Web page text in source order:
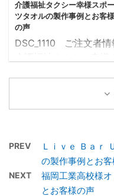
ご注文から14日後に納品
補足 昨年のデザインを
ース新たに製作 目次1 マ
フラータオル製作事例
デザイン確定までの流
1.2 確定したデザインデ
ータ2 お客様の声2.1 制
当者からの一言 マフ
タオル製作事 ...
介護福祉タクシー幸様スポー
ツタオルの製作事例とお客様
の声
DSC_1110 ご注文者情
2色 赤・黒 納品まで
注文後タオルツクール
業日の18日後(お客様都
合)に納品 補足 入れたい
PREV
Ｌｉｖｅ Ｂａｒ
の製作事例とお
NEXT
福岡工業高校様
とお客様の声